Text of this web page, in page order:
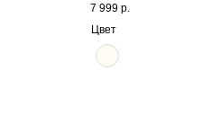
7 999 р.
Цвет